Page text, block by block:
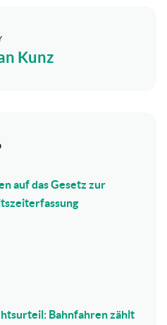
Kunz
auf das Gesetz zur
Bahnfahren zählt